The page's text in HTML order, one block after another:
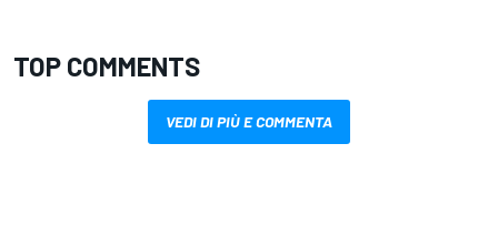
TOP COMMENTS
VEDI DI PIÙ E COMMENTA